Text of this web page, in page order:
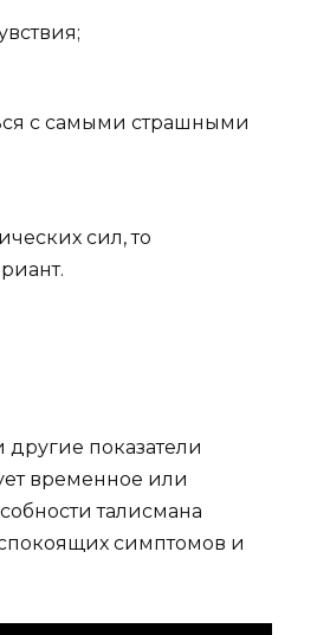
с самыми страшными
сил, то
показатели
временное или
талисмана
симптомов и